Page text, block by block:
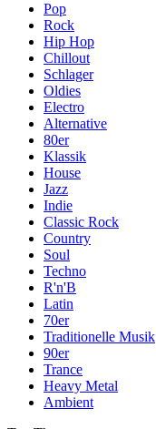
Pop
Rock
Hip Hop
Chillout
Schlager
Oldies
Electro
Alternative
80er
Klassik
House
Jazz
Indie
Classic Rock
Country
Soul
Techno
R'n'B
Latin
70er
Traditionelle Musik
90er
Trance
Heavy Metal
Ambient